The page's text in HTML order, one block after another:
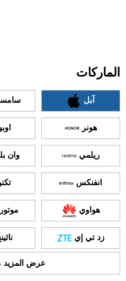
الماركات
آبل
هونر
ريلمي وان
انفنكس
هواوي
زد تي إي
عرض المزيد